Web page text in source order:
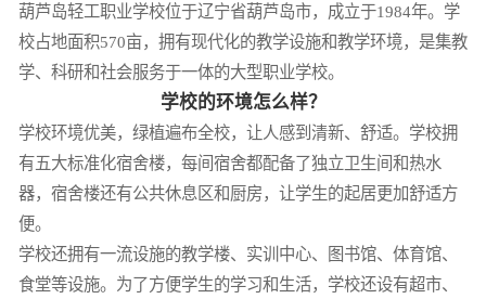
葫芦岛轻工职业学校位于辽宁省葫芦岛市，成立于1984年。学
校占地面积570亩，拥有现代化的教学设施和教学环境，是集教
学、科研和社会服务于一体的大型职业学校。
学校的环境怎么样？
学校环境优美，绿植遍布全校，让人感到清新、舒适。学校拥
有五大标准化宿舍楼，每间宿舍都配备了独立卫生间和热水
器，宿舍楼还有公共休息区和厨房，让学生的起居更加舒适方
便。
学校还拥有一流设施的教学楼、实训中心、图书馆、体育馆、
食堂等设施。为了方便学生的学习和生活，学校还设有超市、